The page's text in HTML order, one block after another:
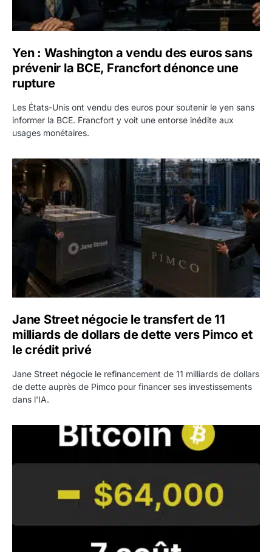
Yen : Washington a vendu des euros sans
prévenir la BCE, Francfort dénonce une
rupture
Les États-Unis ont vendu des euros pour soutenir le yen sans
informer la BCE. Francfort y voit une entorse inédite aux
usages monétaires.
Jane Street négocie le transfert de 11 milliards de
Jane Street négocie le transfert de 11
milliards de dollars de dette vers Pimco et
le crédit privé
Jane Street négocie le refinancement de 11 milliards de dollars
de dette auprès de Pimco pour financer ses investissements
dans l'IA.
Bitcoin stagne à 64 000 dollars pendant que les